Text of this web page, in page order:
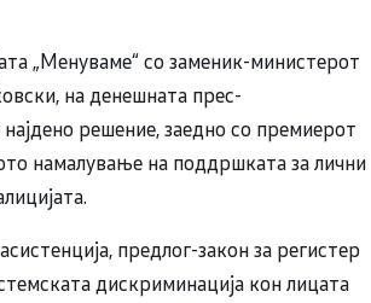
„Менуваме“ со заменик-министерот
на денешната прес-
решение, заедно со премиерот
намалување на поддршката за лични
предлог-закон за регистер
дискриминација кон лицата